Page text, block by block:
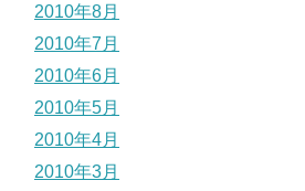
2010年8月
2010年7月
2010年6月
2010年5月
2010年4月
2010年3月